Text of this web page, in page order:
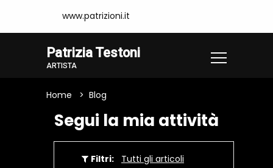
www.patrizioni.it
Patrizia Testoni
ARTISTA
Home Blog
Segui la mia attività
Filtri:
Tutti gli articoli